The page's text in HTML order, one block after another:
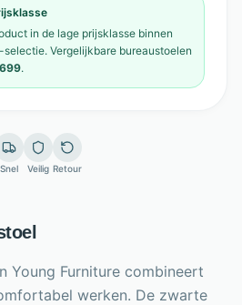
in de lage prijsklasse binnen
-selectie. Vergelijkbare bureaustoelen
.
Snel Veilig Retour
Young Furniture combineert
werken. De zwarte